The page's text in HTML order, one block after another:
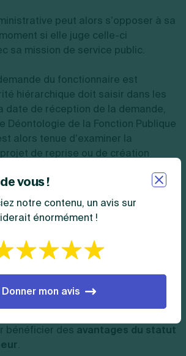
peut alors s’opposer à sa
si elle juge celle-ci
sa mission de service public.
du fonctionnaire est
hiérarchique doit saisir dans les
date de réception de la demande,
Déontologie de la Fonction Publique
alors tenue d’examiner la
de reprise ou de création
normal.
alors un avis dans un délai
à compter de sa saisine. Cet avis
et s'impose au fonctionnaire.
votre accès à l’auto-
bénéficier des avantages du statut
.
vous !
notre contenu, un avis sur
énormément !
Donner mon avis